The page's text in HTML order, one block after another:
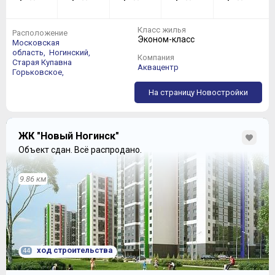
доброе имя компании ЮИТ
современные панельные дома
вентилируемые фасады
лифты OTIS
«человеческие» планировки
удобоваримые цены на квартиры
ничего
Расположение
Московская
область,
Ногинский,
Старая Купавна
Горьковское,
Класс жилья
Эконом-класс
Компания
Аквацентр
На страницу Новостройки
ЖК "Новый Ногинск"
Объект сдан. Всё распродано.
9.86 км
44 ход строительства